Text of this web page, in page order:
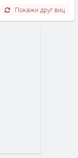
Покажи друг виц